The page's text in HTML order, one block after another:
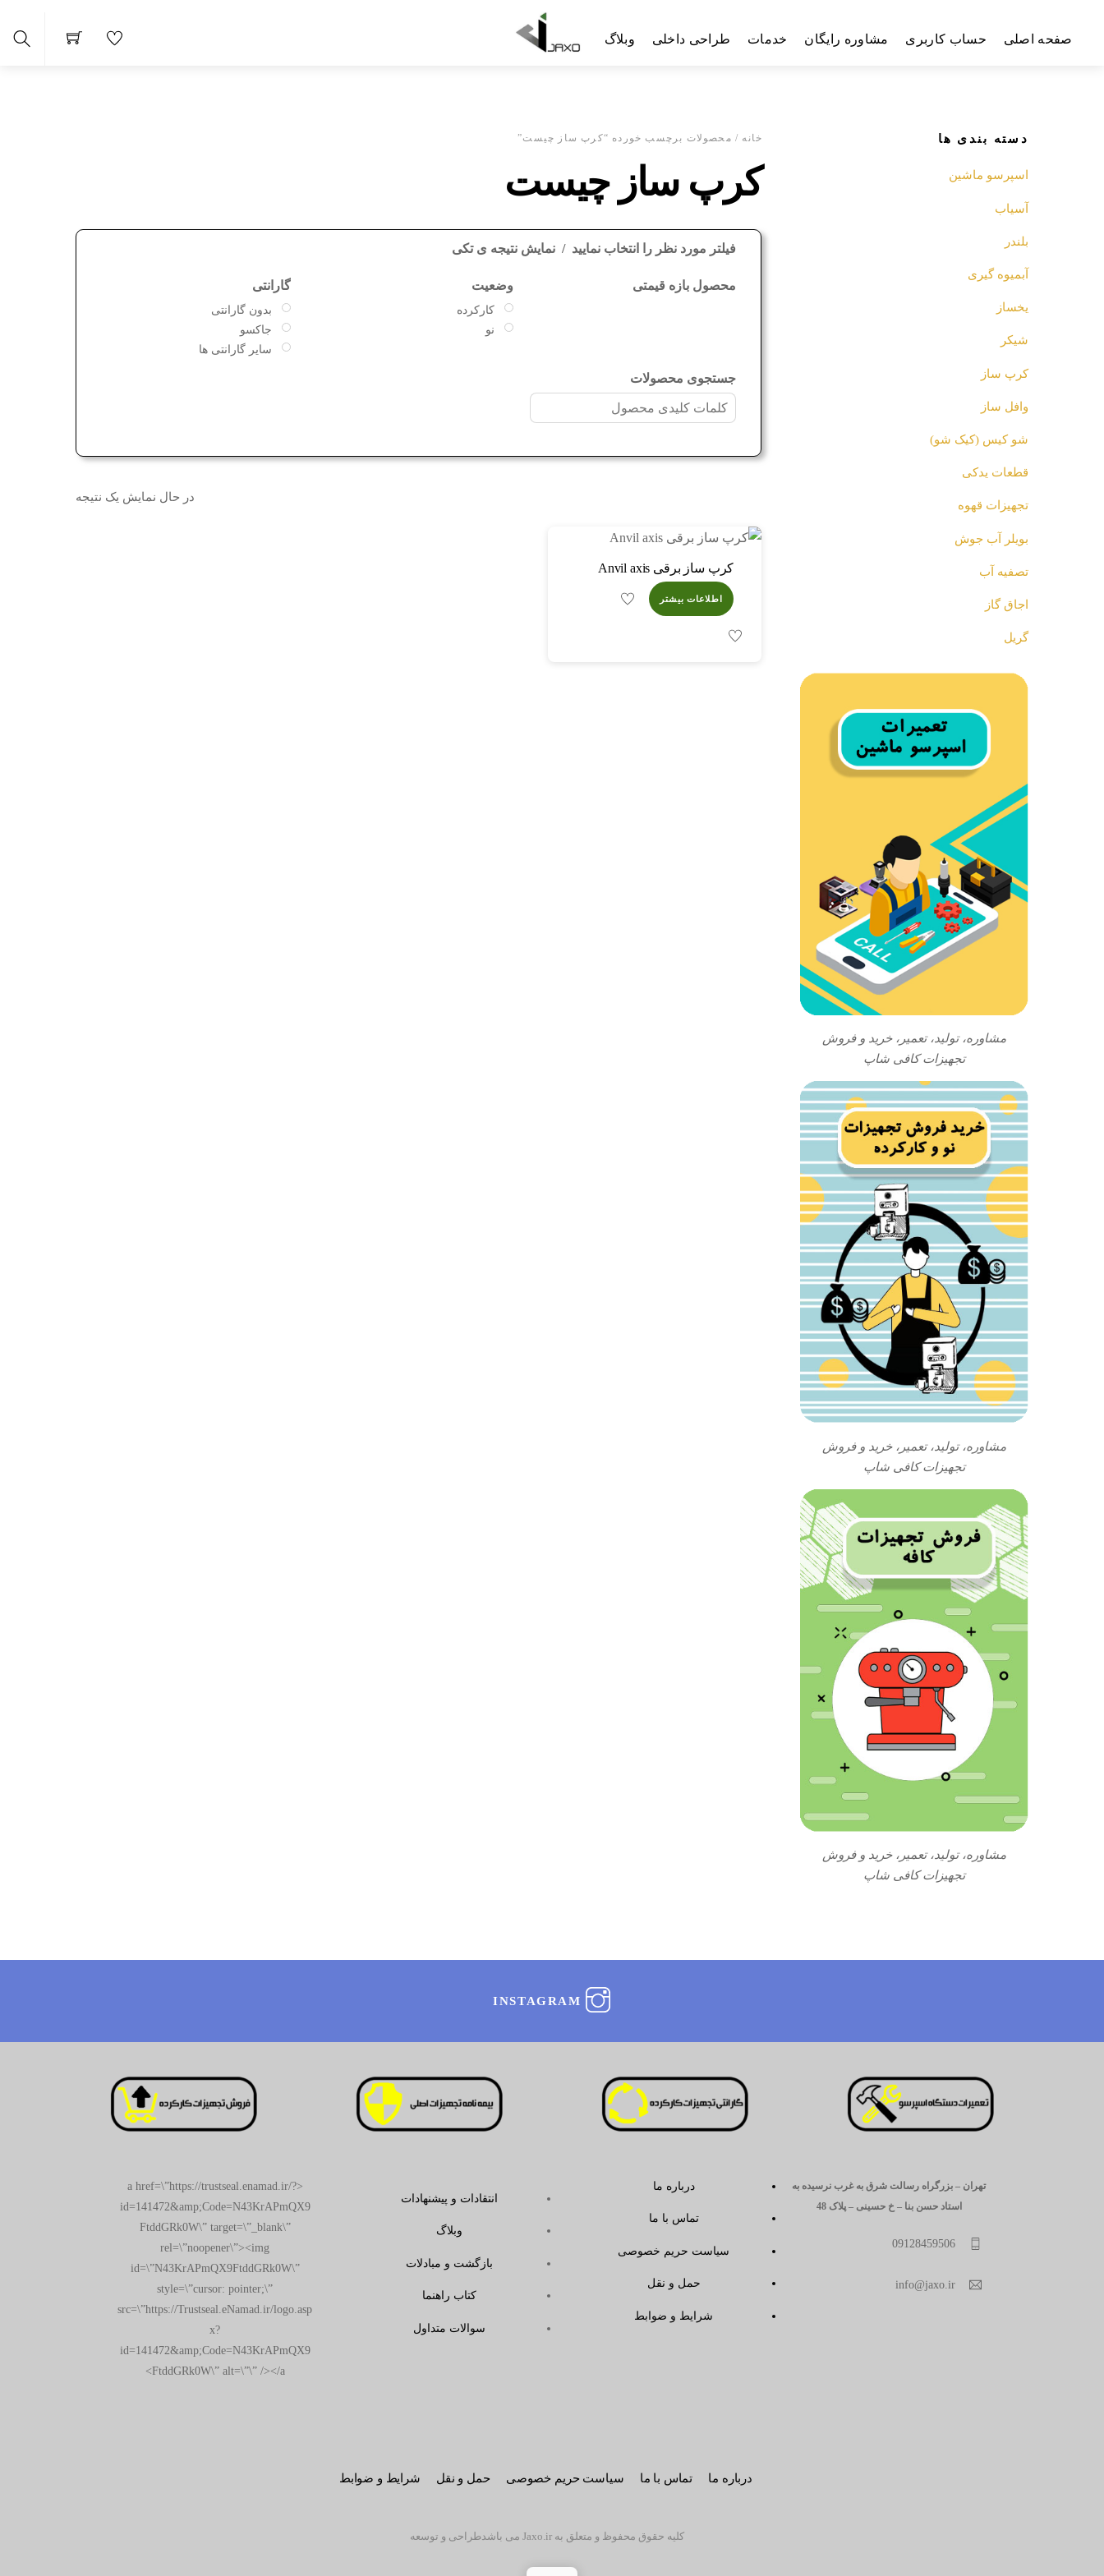
صفحه اصلی حساب کاربری مشاوره رایگان خدمات طراحی داخلی وبلاگ
خانه / محصولات برچسب خورده “کرپ ساز چیست”
کرپ ساز چیست
فیلتر مورد نظر را انتخاب نمایید نمایش نتیجه ی تکی
محصول بازه قیمتی وضعیت
کارکرده
نو
گارانتی
بدون گارانتی
جاکسو
سایر گارانتی ها
جستجوی محصولات
در حال نمایش یک نتیجه
کرپ ساز برقی Anvil axis
اطلاعات بیشتر
دسته بندی ها
اسپرسو‌ ماشین
آسیاب
بلندر
آبمیوه گیری
یخساز
شیکر
کرپ ساز
وافل ساز
شو کیس (کیک شو)
قطعات یدکی
تجهیزات قهوه
بویلر آب جوش
تصفیه آب
اجاق گاز
گریل
مشاوره، تولید، تعمیر، خرید و فروش
تجهیزات کافی شاپ
مشاوره، تولید، تعمیر، خرید و فروش
تجهیزات کافی شاپ
مشاوره، تولید، تعمیر، خرید و فروش
تجهیزات کافی شاپ
INSTAGRAM
تهران – بزرگراه رسالت شرق به غرب نرسیده به
استاد حسن بنا – خ حسینی – پلاک 48
09128459506
info@jaxo.ir
درباره ما
تماس با ما
سیاست حریم خصوصی
حمل و نقل
شرایط و ضوابط
انتقادات و پیشنهادات
وبلاگ
بازگشت و مبادلات
کتاب راهنما
سوالات متداول
<a href=\”https://trustseal.enamad.ir/?
id=141472&amp;Code=N43KrAPmQX9
FtddGRk0W\” target=\”_blank\”
rel=\”noopener\”><img
id=\”N43KrAPmQX9FtddGRk0W\”
style=\”cursor: pointer;\”
src=\”https://Trustseal.eNamad.ir/logo.asp
x?
id=141472&amp;Code=N43KrAPmQX9
FtddGRk0W\” alt=\”\” /></a>
درباره ما تماس با ما سیاست حریم خصوصی حمل و نقل شرایط و ضوابط
کلیه حقوق محفوظ و متعلق به Jaxo.ir می باشد طراحی و توسعه